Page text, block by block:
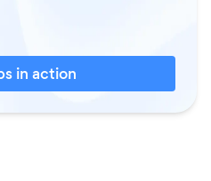
in action